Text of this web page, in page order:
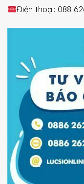
Điện thoại: 088